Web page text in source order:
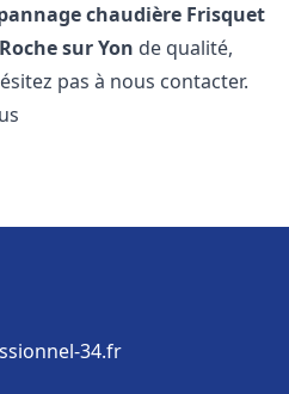
chaudière Frisquet
sur Yon de qualité,
pas à nous contacter.
34.fr